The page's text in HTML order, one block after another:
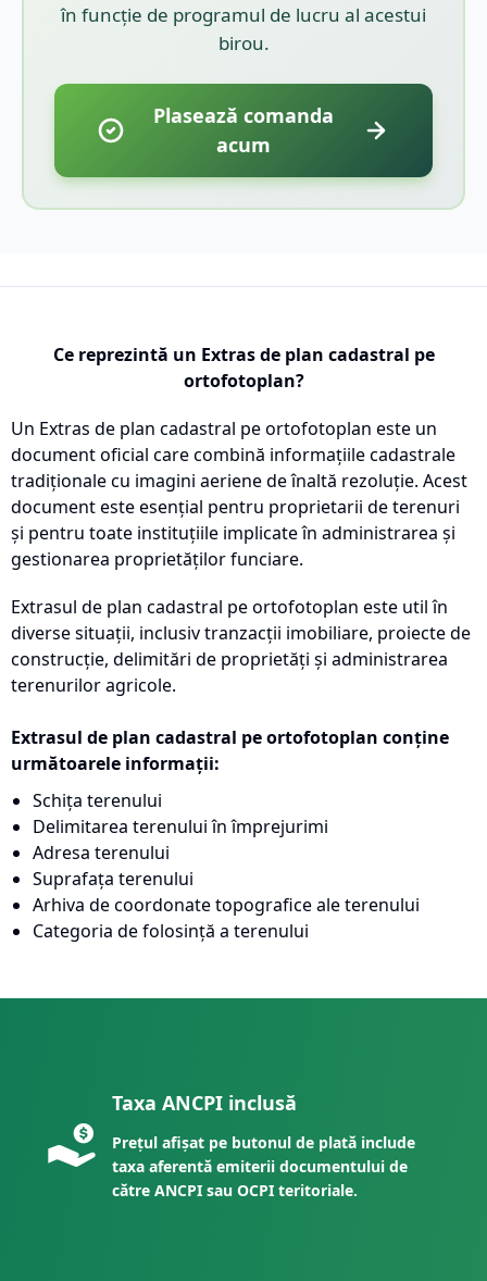
în funcție de programul de lucru al acestui
birou.
Plasează comanda
acum
Ce reprezintă un Extras de plan cadastral pe
ortofotoplan?
Un Extras de plan cadastral pe ortofotoplan este un
document oficial care combină informațiile cadastrale
tradiționale cu imagini aeriene de înaltă rezoluție. Acest
document este esențial pentru proprietarii de terenuri
și pentru toate instituțiile implicate în administrarea și
gestionarea proprietăților funciare.
Extrasul de plan cadastral pe ortofotoplan este util în
diverse situații, inclusiv tranzacții imobiliare, proiecte de
construcție, delimitări de proprietăți și administrarea
terenurilor agricole.
Extrasul de plan cadastral pe ortofotoplan conține
următoarele informații:
Schița terenului
Delimitarea terenului în împrejurimi
Adresa terenului
Suprafața terenului
Arhiva de coordonate topografice ale terenului
Categoria de folosință a terenului
Taxa ANCPI inclusă
Prețul afișat pe butonul de plată include
taxa aferentă emiterii documentului de
către ANCPI sau OCPI teritoriale.